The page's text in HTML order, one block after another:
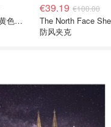
Tommy Hilfiger 黄色条纹衬衫
€39.19 €100.00
The North Face
防风夹克